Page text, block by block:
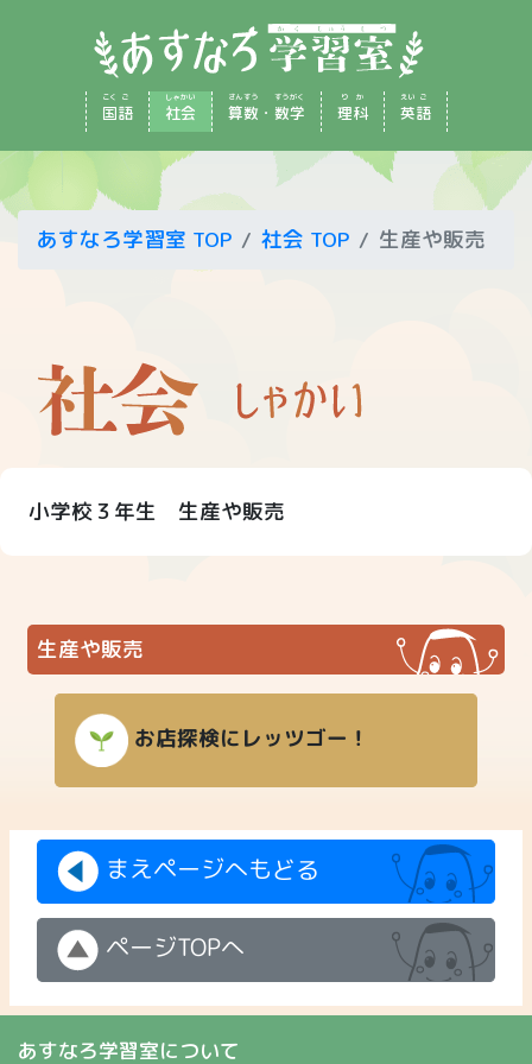
国
こく
語
ご
社
しゃ
会
かい
算
さん
数
すう
・ 数
すう
学
がく
理
り
科
か
英
えい
語
ご
あすなろ学習室 TOP 社会 TOP 生産や販売
小学校３年生 生産や販売
生産や販売
お店探検にレッツゴー！
まえページへもどる
ページTOPへ
あすなろ学習室について